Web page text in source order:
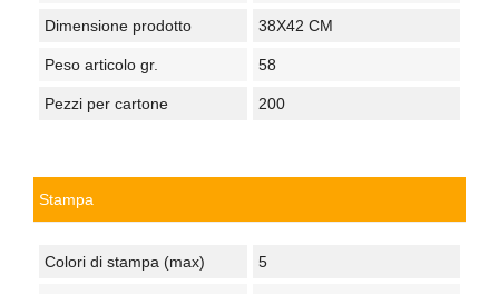
Dimensione prodotto 38X42 CM
Peso articolo gr. 58
Pezzi per cartone 200
Stampa
Colori di stampa (max) 5